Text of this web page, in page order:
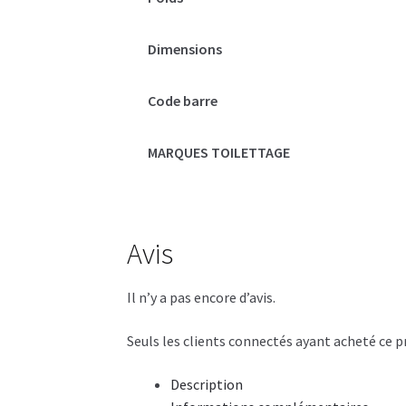
Dimensions
Code barre
MARQUES TOILETTAGE
Avis
Il n’y a pas encore d’avis.
Seuls les clients connectés ayant acheté ce
Description